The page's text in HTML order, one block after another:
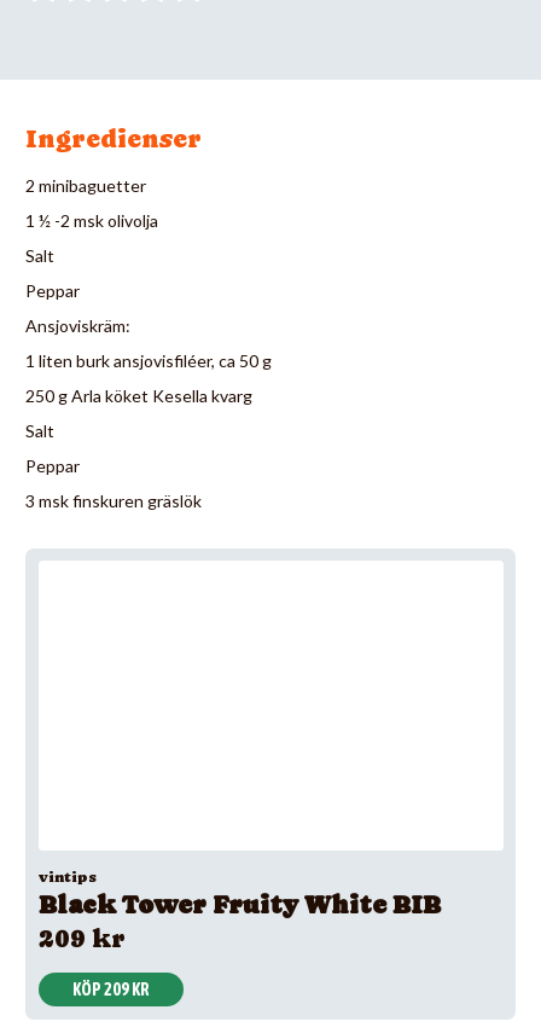
Ingredienser
2 minibaguetter
1 ½ -2 msk olivolja
Salt
Peppar
Ansjoviskräm:
1 liten burk ansjovisfiléer, ca 50 g
250 g Arla köket Kesella kvarg
Salt
Peppar
3 msk finskuren gräslök
vintips
Black Tower Fruity White BIB
209 kr
KÖP 209 KR